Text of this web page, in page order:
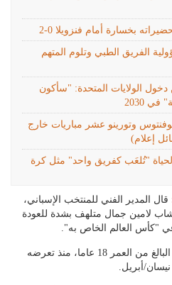
الفريق الطبي وتلوم المتهم
الولايات المتحدة: "سأكون
2030
وتورينو عشر مباريات خارج
إعلام)
يقول إن الحياة "تُلعَب كفريق واحد" مثل كرة
قال المدير الفني للمنتخب الإسباني،
الشاب لامين جمال متلهف بشدة للعودة
"كأس العالم الخاص به".
ولم يشارك جمال، لاعب برشلونة البالغ من العمر 18 عاما، منذ تعرضه